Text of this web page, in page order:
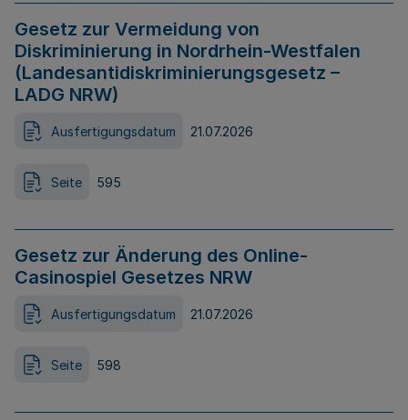
Gesetz zur Vermeidung von
Diskriminierung in Nordrhein-Westfalen
(Landesantidiskriminierungsgesetz –
LADG NRW)
Ausfertigungsdatum 21.07.2026
Seite 595
Gesetz zur Änderung des Online-
Casinospiel Gesetzes NRW
Ausfertigungsdatum 21.07.2026
Seite 598